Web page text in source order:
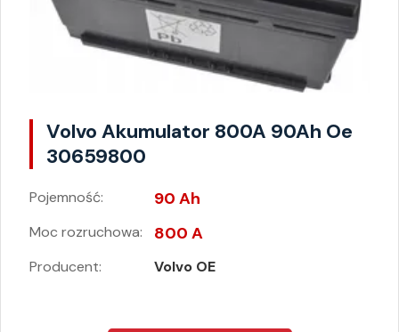
Volvo Akumulator 800A 90Ah Oe
30659800
Pojemność: 90 Ah
Moc rozruchowa: 800 A
Producent: Volvo OE